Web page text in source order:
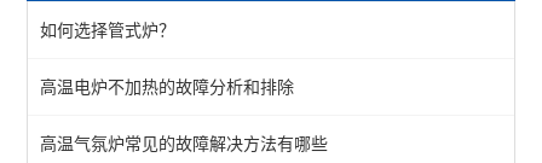
渗碳炉系列
氮化炉系列
回火炉系列
如何选择管式炉？
高温电炉不加热的故障分析和排除
高温气氛炉常见的故障解决方法有哪些